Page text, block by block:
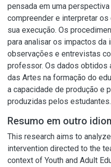
pensada em uma
compreender e interpretar
sua execução. Os
para analisar os impactos da
observações e entrevistas
professor. Os dados obtidos
das Artes na formação do
a capacidade de produção e
produzidas pelos estudantes.
Resumo em outro
This research aims to
intervention directed to the
context of Youth and Adult